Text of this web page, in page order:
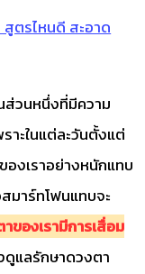
ตรไหนดี สะอาด
ส่วนหนึ่งที่มีความ
าะในแต่ละวันตั้งแต่
องเราอย่างหนักแทบ
มาร์ทโฟนแทบจะ
ของเรามีการเสื่อม
ดูแลรักษาดวงตา